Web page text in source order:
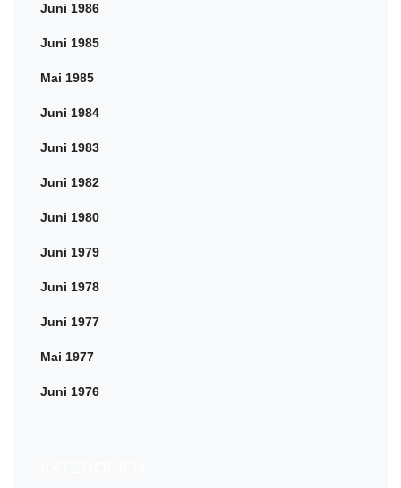
Juni 1986
Juni 1985
Mai 1985
Juni 1984
Juni 1983
Juni 1982
Juni 1980
Juni 1979
Juni 1978
Juni 1977
Mai 1977
Juni 1976